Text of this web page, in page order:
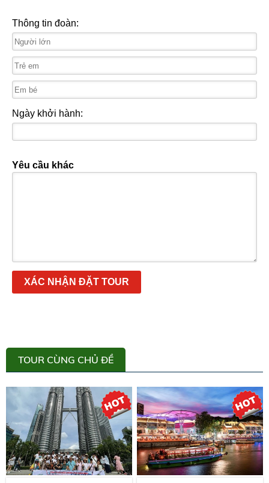
Thông tin đoàn:
Ngày khởi hành:
Yêu cầu khác
XÁC NHẬN ĐẶT TOUR
TOUR CÙNG CHỦ ĐỀ